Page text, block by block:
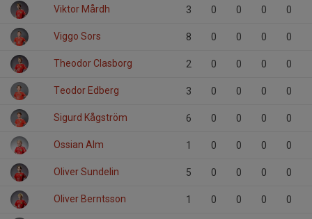
Viktor Mårdh 3 0 0 0 0
Viggo Sors 8 0 0 0 0
Theodor Clasborg 2 0 0 0 0
Teodor Edberg 3 0 0 0 0
Sigurd Kågström 6 0 0 0 0
Ossian Alm 1 0 0 0 0
Oliver Sundelin 5 0 0 0 0
Oliver Berntsson 1 0 0 0 0